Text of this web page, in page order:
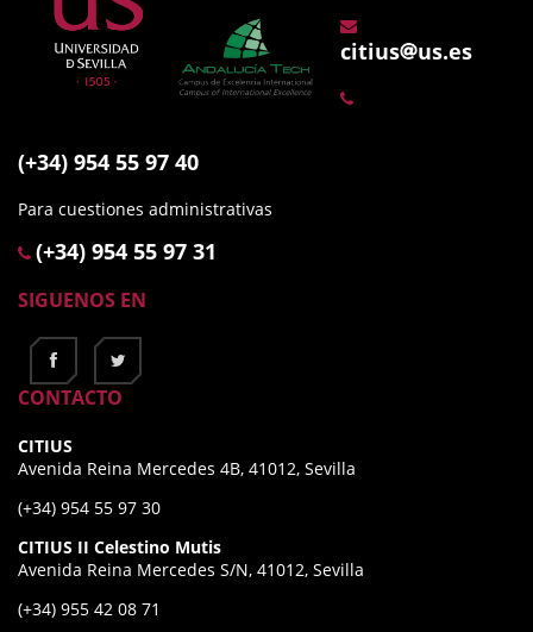
citius us.es
(+34) 954 55 97 40
Para cuestiones administrativas
(+34) 954 55 97 31
SIGUENOS EN
CONTACTO
CITIUS
Avenida Reina Mercedes 4B, 41012, Sevilla
(+34) 954 55 97 30
CITIUS II Celestino Mutis
Avenida Reina Mercedes S/N, 41012, Sevilla
(+34) 955 42 08 71